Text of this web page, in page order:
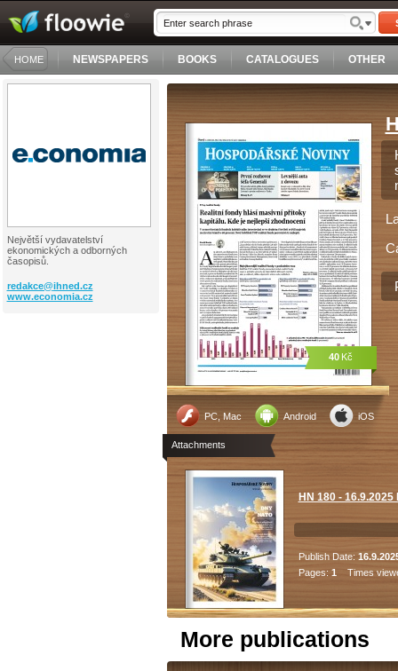
HOME NEWSPAPERS BOOKS CATALOGUES OTHER
Největší vydavatelství
ekonomických a odborných
časopisů.
redakce@ihned.cz
www.economia.cz
PC, Mac Android iOS
40 Kč
Attachments
HN 180 - 16.9.2025
Publish Date:
Pages: 1 Times
More publications